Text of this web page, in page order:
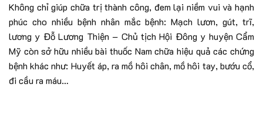
Không chỉ giúp chữa trị thành công, đem lại niềm vui và hạnh
phúc cho nhiều bệnh nhân mắc bệnh: Mạch lươn, gút, trĩ,
lương y Đỗ Lương Thiện – Chủ tịch Hội Đông y huyện Cẩm
Mỹ còn sở hữu nhiều bài thuốc Nam chữa hiệu quả các chứng
bệnh khác như: Huyết áp, ra mồ hôi chân, mồ hôi tay, bướu cổ,
đi cầu ra máu…